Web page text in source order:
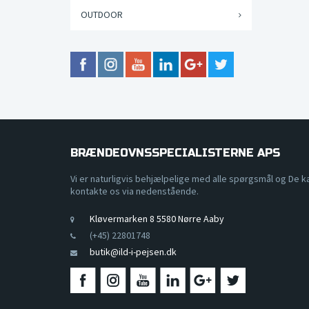
OUTDOOR
BRÆNDEOVNSSPECIALISTERNE APS
Vi er naturligvis behjælpelige med alle spørgsmål og De
kontakte os via nedenstående.
Kløvermarken 8 5580 Nørre Aaby
(+45) 22801748
butik@ild-i-pejsen.dk